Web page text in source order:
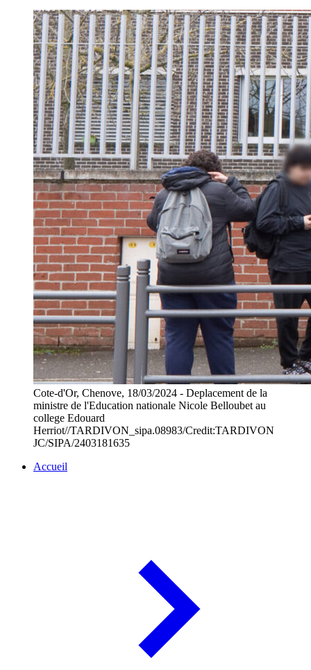
Cote-d'Or, Chenove, 18/03/2024 - Deplacement de la
ministre de l'Education nationale Nicole Belloubet au
college Edouard
Herriot//TARDIVON_sipa.08983/Credit:TARDIVON
JC/SIPA/2403181635
Accueil